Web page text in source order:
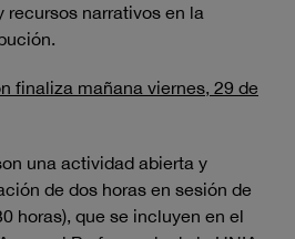
recursos narrativos en la
finaliza mañana viernes, 29 de
una actividad abierta y
de dos horas en sesión de
horas), que se incluyen en el